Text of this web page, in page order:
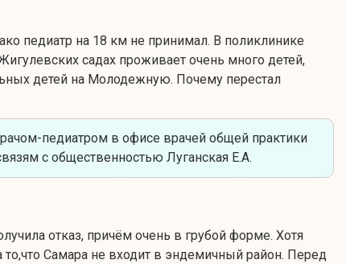
педиатр на 18 км не принимал. В поликлинике
садах проживает очень много детей,
детей на Молодежную. Почему перестал
педиатром в офисе врачей общей практики
с общественностью Луганская Е.А.
отказ, причём очень в грубой форме. Хотя
Самара не входит в эндемичный район. Перед